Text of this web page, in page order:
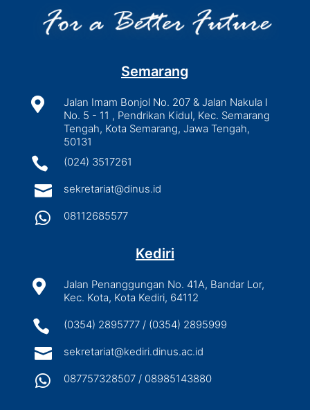
Semarang

Jalan Imam Bonjol No. 207 & Jalan Nakula I
No. 5 - 11 , Pendrikan Kidul, Kec. Semarang
Tengah, Kota Semarang, Jawa Tengah,
50131
 (024) 3517261
 sekretariat@dinus.id
 08112685577
Kediri

Jalan Penanggungan No. 41A, Bandar Lor,
Kec. Kota, Kota Kediri, 64112
 (0354) 2895777 / (0354) 2895999
 sekretariat@kediri.dinus.ac.id
 087757328507 / 08985143880